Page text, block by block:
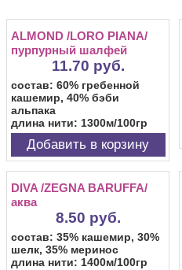
ALMOND /LORO PIANA/
пурпурный шалфей
11.70 руб.
состав: 60% гребенной
кашемир, 40% бэби
альпака
длина нити: 1300м/100гр
Добавить в корзину
DIVA /ZEGNA BARUFFA/
аква
8.50 руб.
состав: 35% кашемир, 30%
шелк, 35% меринос
длина нити: 1400м/100гр